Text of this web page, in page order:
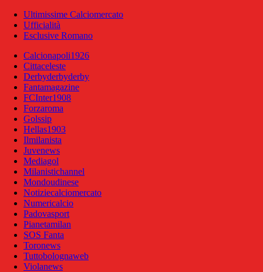
Ultimissime Calciomercato
Ufficialità
Esclusive Romano
Calcionapoli1926
Cittaceleste
Derbyderbyderby
Fantamagazine
FCInter1908
Forzaroma
Golssip
Hellas1903
Ilmilanista
Juvenews
Mediagol
Milanistichannel
Mondoudinese
Notiziecalciomercato
Numericalcio
Padovasport
Pianetamilan
SOS Fanta
Toronews
Tuttobolognaweb
Violanews